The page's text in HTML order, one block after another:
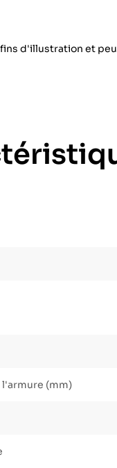
d'illustration et
l'armure (mm)